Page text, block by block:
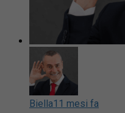
Biella11 mesi fa